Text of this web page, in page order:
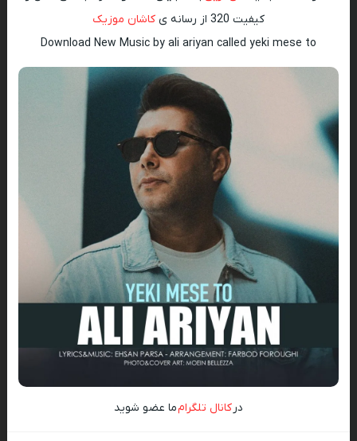
کیفیت 320 از رسانه ی
کاشان موزیک
Download New Music by ali ariyan called yeki mese to
درکانال تلگرامما عضو شوید